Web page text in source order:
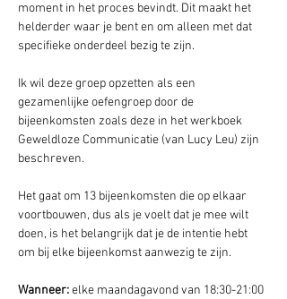
moment in het proces bevindt. Dit maakt het
helderder waar je bent en om alleen met dat
specifieke onderdeel bezig te zijn.
Ik wil deze groep opzetten als een
gezamenlijke oefengroep door de
bijeenkomsten zoals deze in het werkboek
Geweldloze Communicatie (van Lucy Leu) zijn
beschreven.
Het gaat om 13 bijeenkomsten die op elkaar
voortbouwen, dus als je voelt dat je mee wilt
doen, is het belangrijk dat je de intentie hebt
om bij elke bijeenkomst aanwezig te zijn.
Wanneer: elke maandagavond van 18:30-21:00